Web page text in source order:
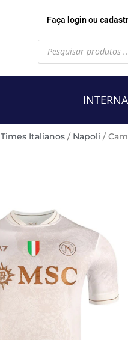
Faça loginou
Pesquisar
produtos
Times Italianos / Napoli /